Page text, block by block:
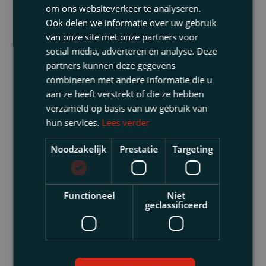
laten van bewustwordingsmaatregelen
richting werknemers en het niet controleren
van verwerkers op hun ‘garanties’ ook
worden gedekt.
Conclusie
Mijn advies voor de ‘beginners’ is dan ook om
te beginnen met het vastleggen van het
wat er op dit moment wordt gedaan op het
gebied van het verwerken van
persoonsgegevens. Van daaruit kunt u
bijsturen waar nodig en gaan vastleggen wat
er vastgelegd dient te worden. Besteed
vervolgens tijd aan de bewustwording van de
werknemers (en waar mogelijk van de
verwerkers).
om ons websiteverkeer te analyseren.
Ook delen we informatie over uw gebruik
van onze site met onze partners voor
social media, adverteren en analyse. Deze
partners kunnen deze gegevens
combineren met andere informatie die u
aan ze heeft verstrekt of die ze hebben
verzameld op basis van uw gebruik van
hun services. Lees verder
Noodzakelijk Prestatie Targeting
Functioneel
Niet
geclassificeerd